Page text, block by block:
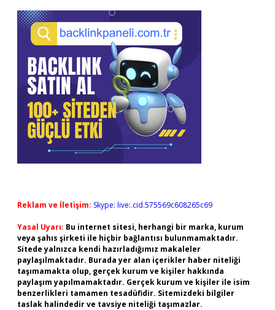
Reklam ve İletişim: Skype: live:.cid.575569c608265c69
Yasal Uyarı: Bu internet sitesi, herhangi bir marka, kurum
veya şahıs şirketi ile hiçbir bağlantısı bulunmamaktadır.
Sitede yalnızca kendi hazırladığımız makaleler
paylaşılmaktadır. Burada yer alan içerikler haber niteliği
taşımamakta olup, gerçek kurum ve kişiler hakkında
paylaşım yapılmamaktadır. Gerçek kurum ve kişiler ile isim
benzerlikleri tamamen tesadüfidir. Sitemizdeki bilgiler
taslak halindedir ve tavsiye niteliği taşımazlar.